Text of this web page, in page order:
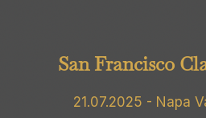
San Francisco
21.07.2025 - Napa